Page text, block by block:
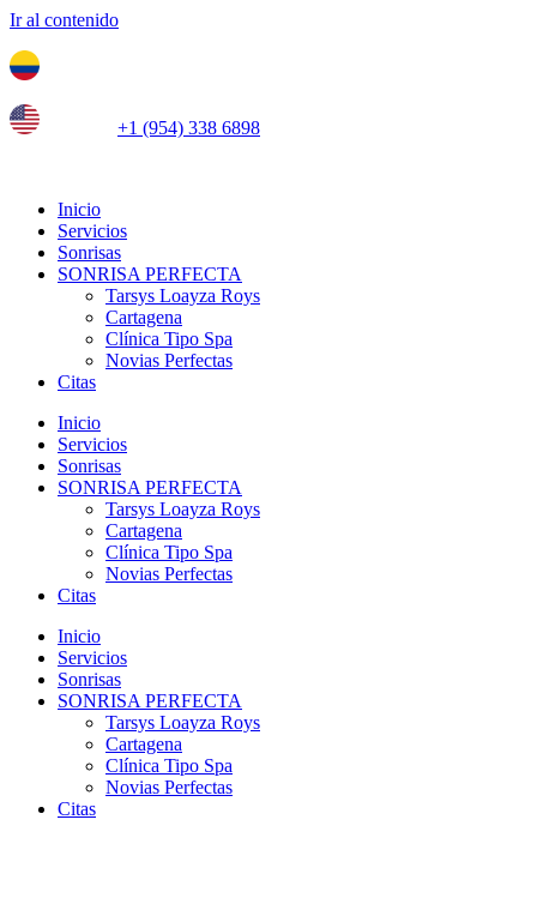
Ir al contenido
+1 (954) 338 6898
Inicio
Servicios
Sonrisas
SONRISA PERFECTA
Tarsys Loayza Roys
Cartagena
Clínica Tipo Spa
Novias Perfectas
Citas
Inicio
Servicios
Sonrisas
SONRISA PERFECTA
Tarsys Loayza Roys
Cartagena
Clínica Tipo Spa
Novias Perfectas
Citas
Inicio
Servicios
Sonrisas
SONRISA PERFECTA
Tarsys Loayza Roys
Cartagena
Clínica Tipo Spa
Novias Perfectas
Citas